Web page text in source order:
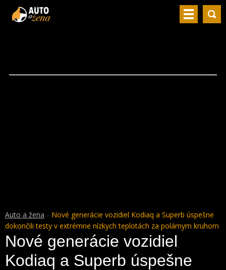
Auto a žena
Nové generácie vozidiel Kodiaq a Superb úspešne
dokončili testy v extrémne nízkych teplotách za polárnym kruhom
Nové generácie vozidiel
Kodiaq a Superb úspešne